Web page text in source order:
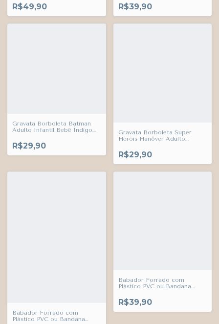
R$49,90 R$39,90
Gravata Borboleta Batman
Adulto Infantil Bebê Índigo
R$29,90
Gravata Borboleta Super
Heróis Hanôver Adulto
R$29,90
Babador Forrado com
Plástico PVC ou Bandana
Babador Forrado com
Plástico PVC ou Bandana
Infantil Bebê Índigo Trend
R$39,90